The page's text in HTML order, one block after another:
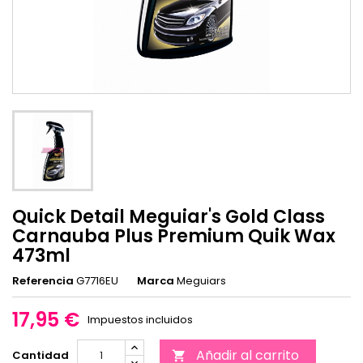
Quick Detail Meguiar's Gold Class
Carnauba Plus Premium Quik Wax
473ml
Referencia G7716EU Marca Meguiars
17,95 € Impuestos incluidos
Cantidad  Añadir al carrito